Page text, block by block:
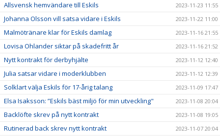
Allsvensk hemvändare till Eskils 2023-11-23 11:55
Johanna Olsson vill satsa vidare i Eskils 2023-11-22 11:00
Malmötränare klar för Eskils damlag 2023-11-16 21:55
Lovisa Ohlander siktar på skadefritt år 2023-11-16 21:52
Nytt kontrakt för derbyhjälte 2023-11-12 12:40
Julia satsar vidare i moderklubben 2023-11-12 12:39
Solklart välja Eskils för 17-årig talang 2023-11-09 17:47
Elsa Isaksson: ”Eskils bäst miljö för min utveckling" 2023-11-08 20:04
Backlöfte skrev på nytt kontrakt 2023-11-08 19:05
Rutinerad back skrev nytt kontrakt 2023-11-07 20:04